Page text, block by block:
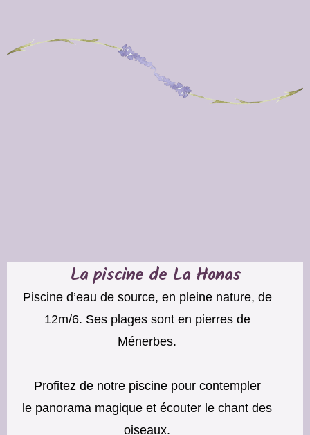
La piscine de La Honas
Piscine d’eau de source, en pleine nature, de
12m/6. Ses plages sont en pierres de
Ménerbes.
Profitez de notre piscine pour contempler
le panorama magique et écouter le chant des
oiseaux.